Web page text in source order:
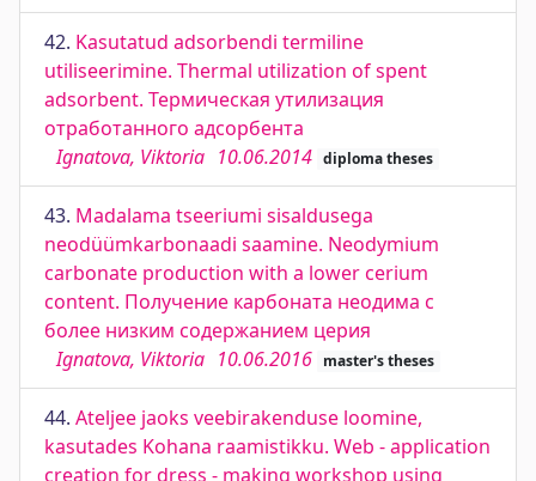
42. Kasutatud adsorbendi termiline
utiliseerimine. Thermal utilization of spent
adsorbent. Термическая утилизация
отработанного адсорбента
Ignatova, Viktoria 10.06.2014 diploma theses
43. Madalama tseeriumi sisaldusega
neodüümkarbonaadi saamine. Neodymium
carbonate production with a lower cerium
content. Получение карбоната неодима с
более низким содержанием церия
Ignatova, Viktoria 10.06.2016 master's theses
44. Ateljee jaoks veebirakenduse loomine,
kasutades Kohana raamistikku. Web - application
creation for dress - making workshop using